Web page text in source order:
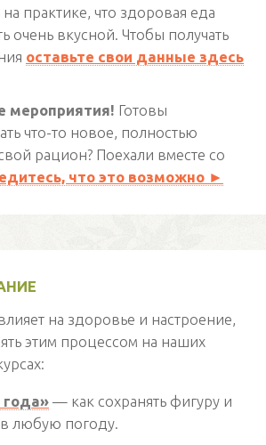
практике, что здоровая еда
очень вкусной. Чтобы получать
оставьте свои данные здесь
мероприятия! Готовы
что-то новое, полностью
рацион? Поехали вместе со
что это возможно ►
на здоровье и настроение,
этим процессом на наших
— как сохранять фигуру и
любую погоду.